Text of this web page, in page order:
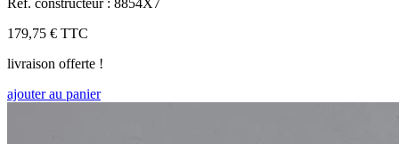
Réf. constructeur : 8854X7
179,75 € TTC
livraison offerte !
ajouter au panier